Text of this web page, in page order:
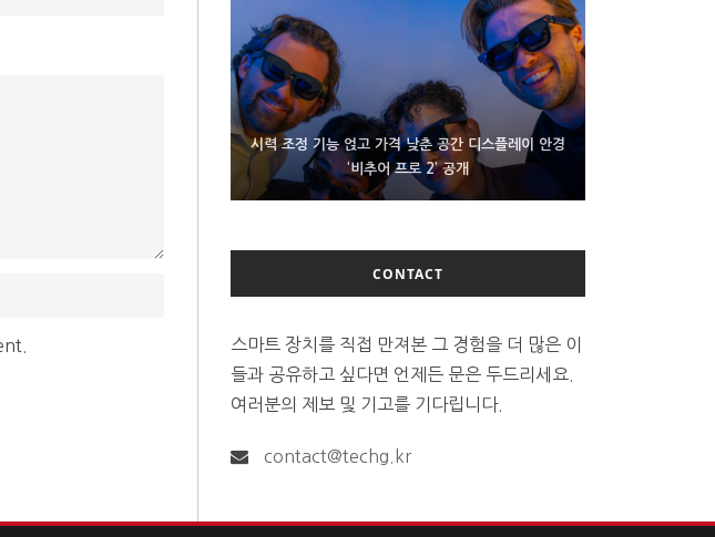
시력 조정 기능 얹고 가격 낮춘 공간 디스플레이 안경
‘비추어 프로 2’ 공개
D램 부족에 10억달러어치 아이폰18 프로세서 패키징
대기 중
300~400달러 반지형 스피커 준비하는 오픈AI
CONTACT
스마트 장치를 직접 만져본 그 경험을 더 많은 이
들과 공유하고 싶다면 언제든 문은 두드리세요.
여러분의 제보 및 기고를 기다립니다.
contact@techg.kr